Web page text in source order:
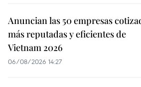
Anuncian las 50 empresas
más reputadas y eficientes de
Vietnam 2026
06/08/2026 14:27